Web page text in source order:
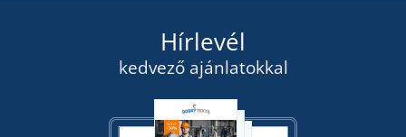
Hírlevél
kedvező ajánlatokkal